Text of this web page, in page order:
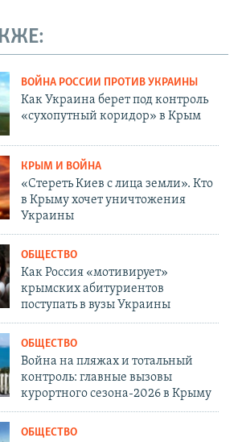
ВОЙНА РОССИИ ПРОТИВ УКРАИНЫ
Как Украина берет под контроль
«сухопутный коридор» в Крым
КРЫМ И ВОЙНА
«Стереть Киев с лица земли». Кто
в Крыму хочет уничтожения
Украины
ОБЩЕСТВО
Как Россия «мотивирует»
крымских абитуриентов
поступать в вузы Украины
ОБЩЕСТВО
Война на пляжах и тотальный
контроль: главные вызовы
курортного сезона-2026 в Крыму
ОБЩЕСТВО